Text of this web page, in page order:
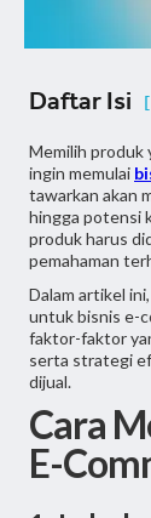
Daftar Isi
Memilih produk
ingin memulai
tawarkan akan
hingga potensi
produk harus
pemahaman
Dalam artikel
untuk bisnis e-
faktor-faktor
serta strategi
dijual.
Cara
E-